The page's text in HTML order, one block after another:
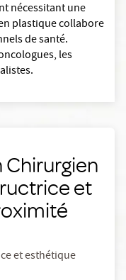
nécessitant une
plastique collabore
de santé.
les
Chirurgien
et
et esthétique